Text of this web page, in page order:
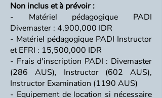
Non inclus et à prévoir :
- Matériel pédagogique PADI
Divemaster : 4,900,000 IDR
- Matériel pédagogique PADI Instructor
et EFRI : 15,500,000 IDR
- Frais d'inscription PADI : Divemaster
(286 AUS), Instructor (602 AUS),
Instructor Examination (1190 AUS)
- Equipement de location si nécessaire